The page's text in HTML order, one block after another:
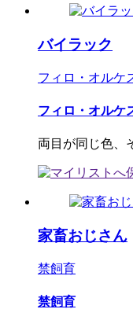
バイラック
フィロ・オルケ
フィロ・オルケ
両目が同じ色、
家畜おじさん
禁飼育
禁飼育